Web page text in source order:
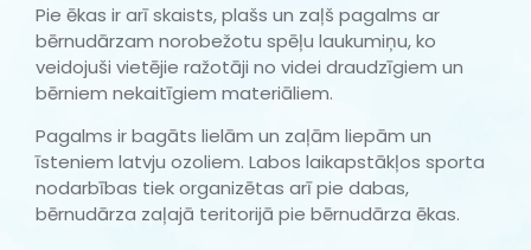
Pie ēkas ir arī skaists, plašs un zaļš pagalms ar
bērnudārzam norobežotu spēļu laukumiņu, ko
veidojuši vietējie ražotāji no videi draudzīgiem un
bērniem nekaitīgiem materiāliem.
Pagalms ir bagāts lielām un zaļām liepām un
īsteniem latvju ozoliem. Labos laikapstākļos sporta
nodarbības tiek organizētas arī pie dabas,
bērnudārza zaļajā teritorijā pie bērnudārza ēkas.